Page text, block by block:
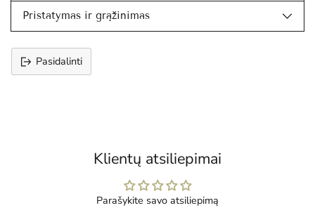
Pristatymas ir grąžinimas
Pasidalinti
Klientų atsiliepimai
Parašykite savo atsiliepimą